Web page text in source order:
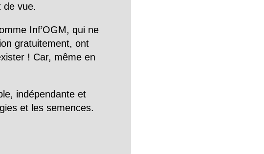
de vue.
Inf’OGM, qui ne
gratuitement, ont
! Car, même en
indépendante et
et les semences.